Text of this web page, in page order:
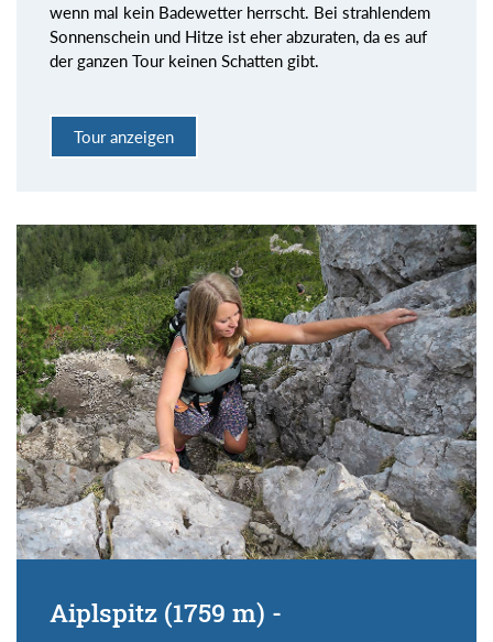
wenn mal kein Badewetter herrscht. Bei strahlendem
Sonnenschein und Hitze ist eher abzuraten, da es auf
der ganzen Tour keinen Schatten gibt.
Tour anzeigen
Aiplspitz (1759 m) -